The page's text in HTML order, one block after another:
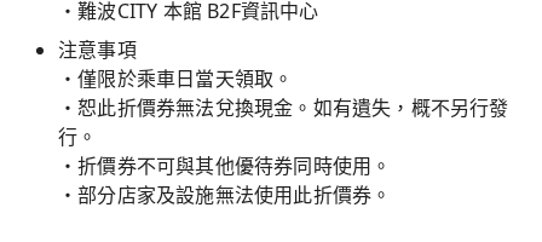
・難波CITY 本館 B2F資訊中心
注意事項
・僅限於乘車日當天領取。
・恕此折價券無法兌換現金。如有遺失，概不另行發
行。
・折價券不可與其他優待券同時使用。
・部分店家及設施無法使用此折價券。